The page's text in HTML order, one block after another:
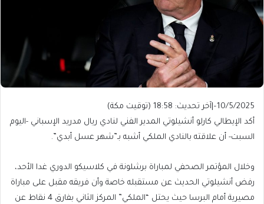
10/5/2025
– آخر تحديث: 18:58 (توقيت مكة)
أكد الإيطالي كارلو أنشيلوتي المدير الفني لنادي ريال مدريد الإسباني -اليوم
السبت- أن علاقته بالنادي الملكي أشبه بـ”شهر عسل أبدي”.
وخلال المؤتمر الصحفي لمباراة برشلونة في كلاسيكو الدوري غدا الأحد،
رفض أنشيلوتي الحديث عن مستقبله خاصة وأن فريقه مقبل على مباراة
مصيرية أمام البرسا حيث يحتل “الملكي” المركز الثاني بفارق 4 نقاط عن